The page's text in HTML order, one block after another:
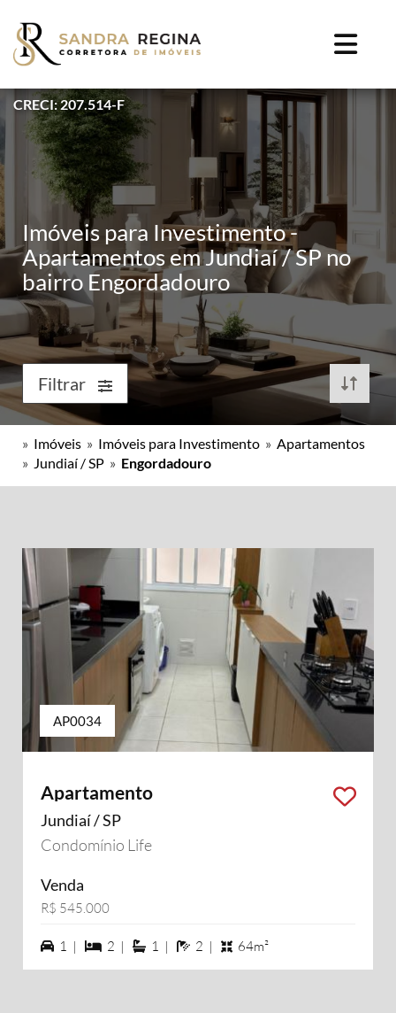
CRECI: 207.514-F
Imóveis para Investimento -
Apartamentos em Jundiaí / SP no
bairro Engordadouro
Filtrar
» Imóveis » Imóveis para Investimento » Apartamentos
» Jundiaí / SP » Engordadouro
AP0034
Apartamento
Jundiaí / SP
Condomínio Life
Venda
R$ 545.000
1 vagas na garagem
1 | 2 dormiórios
2 | 1 suítes
1 | 2 banheiros
2 | 64m²